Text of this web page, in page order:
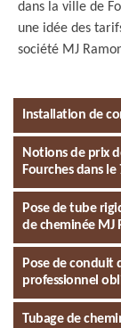
dans la ville de
une idée des
société MJ
Installation de
Notions de prix
Fourches dans le
Pose de tube
de cheminée MJ
Pose de conduit
professionnel
Tubage de